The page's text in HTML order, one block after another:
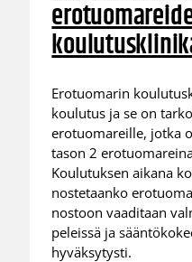
Erotuomarin
koulutus ja se on
erotuomareille, jotka
tason 2
Koulutuksen aikana
nostetaanko
nostoon vaaditaan
peleissä ja
hyväksytysti.